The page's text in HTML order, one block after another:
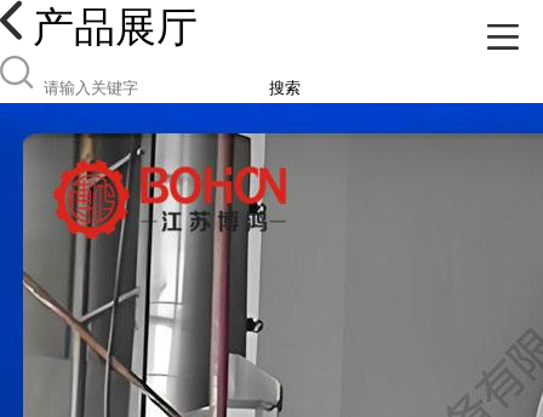
产品展厅
搜索